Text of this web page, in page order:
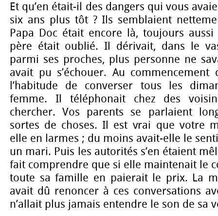
Et qu’en était-il des dangers qui vous
six ans plus tôt ? Ils semblaient
Papa Doc était encore là, toujours
père était oublié. Il dérivait, dans le
parmi ses proches, plus personne ne
avait pu s’échouer. Au
l’habitude de converser tous les
femme. Il téléphonait chez des
chercher. Vos parents se parlaient
sortes de choses. Il est vrai que votre
elle en larmes ; du moins avait-elle le
un mari. Puis les autorités s’en étaient
fait comprendre que si elle maintenait le
toute sa famille en paierait le prix. La
avait dû renoncer à ces conversations
n’allait plus jamais entendre le son de sa